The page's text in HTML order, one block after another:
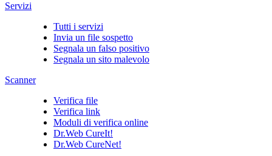
Servizi
Tutti i servizi
Invia un file sospetto
Segnala un falso positivo
Segnala un sito malevolo
Scanner
Verifica file
Verifica link
Moduli di verifica online
Dr.Web CureIt!
Dr.Web CureNet!